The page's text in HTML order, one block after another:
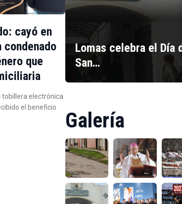
cayó en
condenado
que
tobillera electrónica
el beneficio
Lomas celebra el Día
San…
Galería